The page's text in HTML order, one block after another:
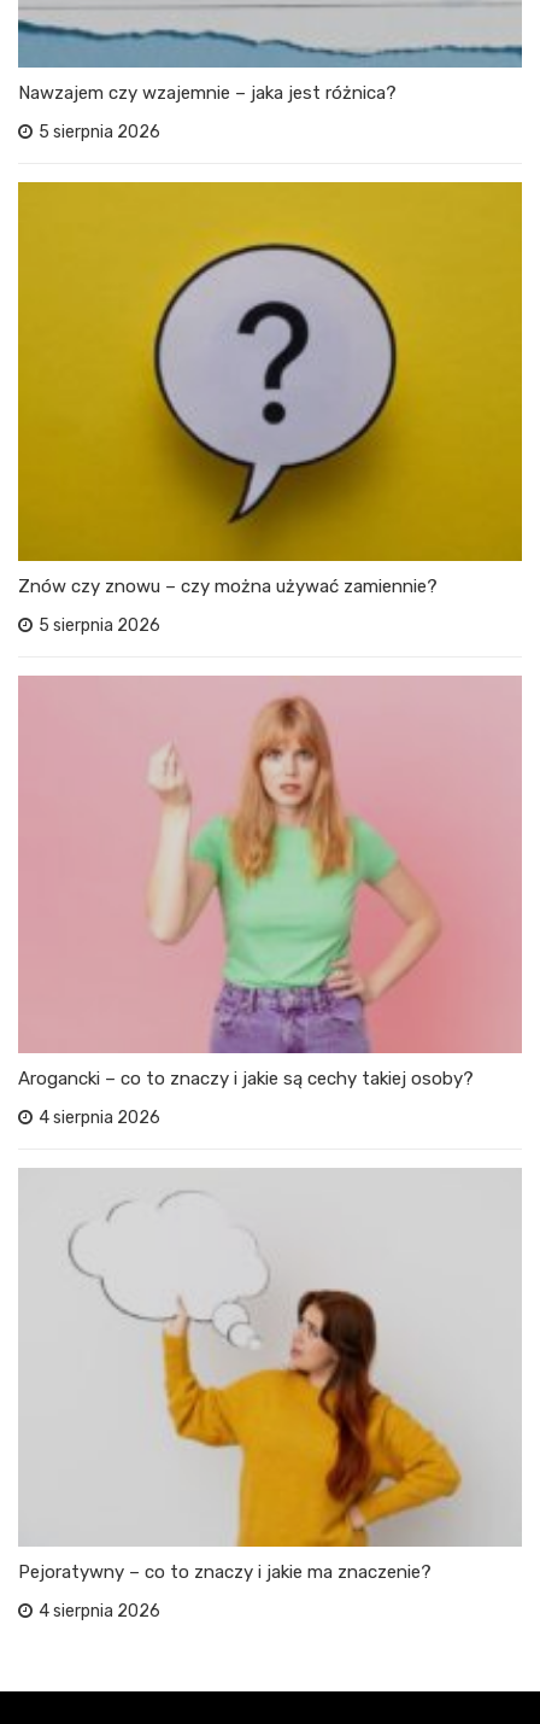
Nawzajem czy wzajemnie – jaka jest różnica?
5 sierpnia 2026
Znów czy znowu – czy można używać zamiennie?
5 sierpnia 2026
Arogancki – co to znaczy i jakie są cechy takiej osoby?
4 sierpnia 2026
Pejoratywny – co to znaczy i jakie ma znaczenie?
4 sierpnia 2026